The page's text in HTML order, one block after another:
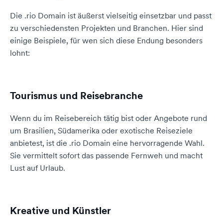
Die .rio Domain ist äußerst vielseitig einsetzbar und passt
zu verschiedensten Projekten und Branchen. Hier sind
einige Beispiele, für wen sich diese Endung besonders
lohnt:
Tourismus und Reisebranche
Wenn du im Reisebereich tätig bist oder Angebote rund
um Brasilien, Südamerika oder exotische Reiseziele
anbietest, ist die .rio Domain eine hervorragende Wahl.
Sie vermittelt sofort das passende Fernweh und macht
Lust auf Urlaub.
Kreative und Künstler